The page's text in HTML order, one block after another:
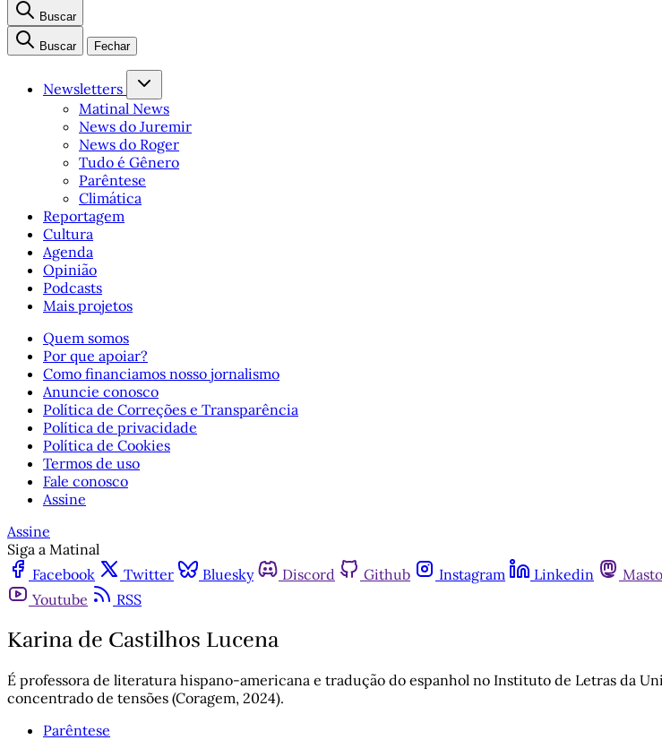
Buscar
Buscar Fechar
Newsletters
Matinal News
News do Juremir
News do Roger
Tudo é Gênero
Parêntese
Climática
Reportagem
Cultura
Agenda
Opinião
Podcasts
Mais projetos
Quem somos
Por que apoiar?
Como financiamos nosso jornalismo
Anuncie conosco
Política de Correções e Transparência
Política de privacidade
Política de Cookies
Termos de uso
Fale conosco
Assine
Assine
Siga a Matinal
Facebook
Twitter Bluesky Discord Github Instagram Linkedin
Youtube
RSS
Karina de Castilhos Lucena
É professora de literatura hispano-americana e tradução do espanhol no Instituto de Letras da
concentrado de tensões (Coragem, 2024).
Parêntese